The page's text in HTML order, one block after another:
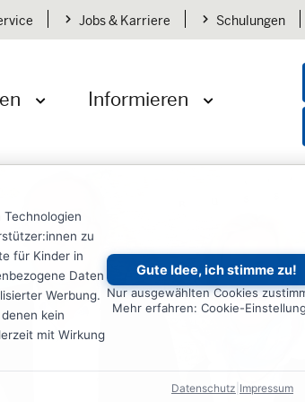
zu
für Kinder in
Daten
Werbung.
kein
mit Wirkung
Gute Idee, ich stimme zu!
Nur ausgewählten Cookies
Mehr erfahren: Cookie-
Datenschutz Impressum
Jobs & Karriere Schulungen
Informieren